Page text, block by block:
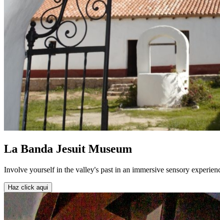
La Banda Jesuit Museum
Involve yourself in the valley's past in an immersive sensory
Haz click aqui